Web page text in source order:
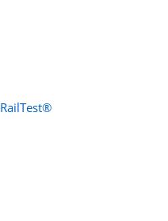
RailTest®